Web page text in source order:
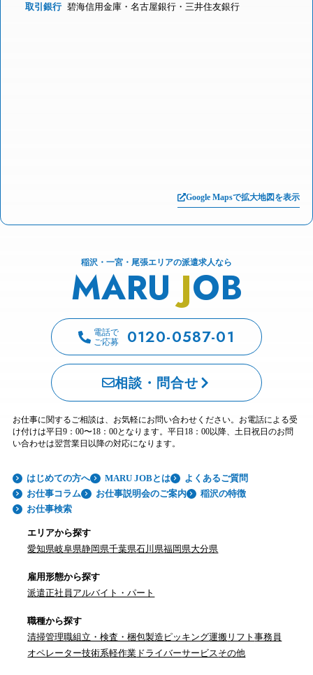
取引銀行 碧海信用金庫・名古屋銀行・三井住友銀行
Google Mapsで拡大地図を表示
稲沢・一宮・尾張エリアの派遣求人なら
MARU JOB
電話で
ご応募
0120-0587-01
相談・問合せ
お仕事に関するご相談は、お気軽にお問い合わせください。お電話による受
け付けは平日9：00〜18：00となります。平日18：00以降、土日祝日のお問
い合わせは翌営業日以降の対応になります。
はじめての方へ MARU JOBとは
よくあるご質問
お仕事コラム
お仕事説明会のご案内
稲沢の特徴
お仕事検索
エリアから探す
愛知県岐阜県静岡県千葉県石川県福岡県大分県
雇用形態から探す
派遣正社員 アルバイト・パート
職種から探す
清掃管理職組立・検査・梱包製造 ピッキング運搬 リフト事務員
オペレーター技術系軽作業 ドライバーサービス その他